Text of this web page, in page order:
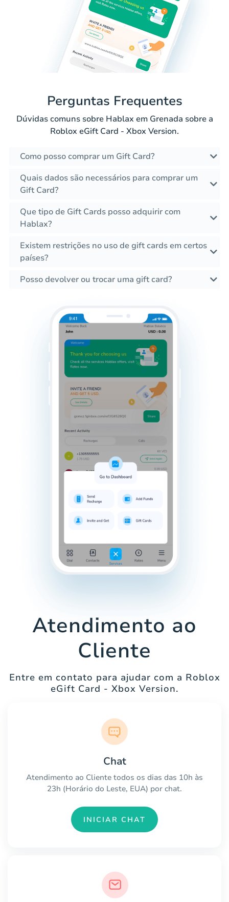
Perguntas Frequentes
Dúvidas comuns sobre Hablax em Grenada sobre a
Roblox eGift Card - Xbox Version.
Como posso comprar um Gift Card?
Quais dados são necessários para comprar um
Gift Card?
Que tipo de Gift Cards posso adquirir com
Hablax?
Existem restrições no uso de gift cards em certos
países?
Posso devolver ou trocar uma gift card?
Atendimento ao
Cliente
Entre em contato para ajudar com a Roblox
eGift Card - Xbox Version.
Chat
Atendimento ao Cliente todos os dias das 10h às
23h (Horário do Leste, EUA) por chat.
INICIAR CHAT